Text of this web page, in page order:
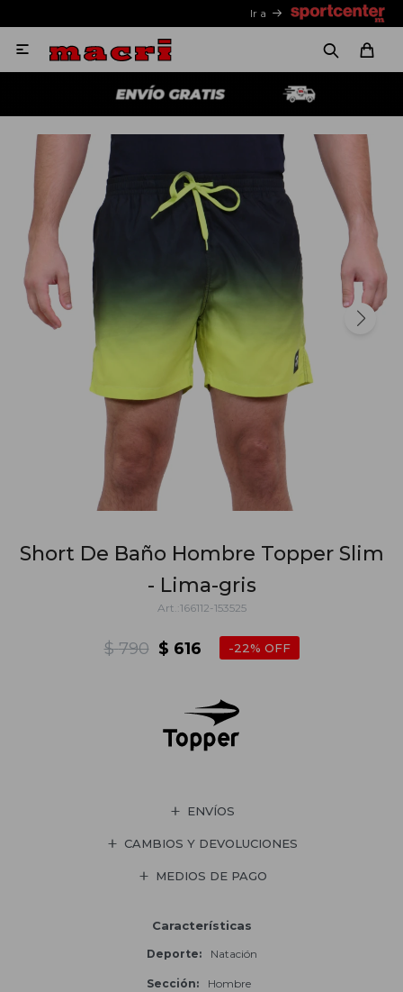
Ir a

Short De Baño Hombre Topper Slim
- Lima-gris
166112-153525
$ 616
$ 790 22
ENVÍOS
CAMBIOS Y DEVOLUCIONES
MEDIOS DE PAGO
Características
Deporte Natación
Sección Hombre